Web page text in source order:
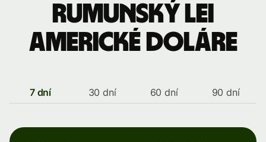
Rumunský lei
americké doláre
7 dní 30 dní 60 dní 90 dní